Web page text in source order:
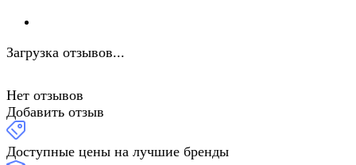
Загрузка отзывов...
Нет отзывов
Добавить отзыв
Доступные цены на лучшие бренды